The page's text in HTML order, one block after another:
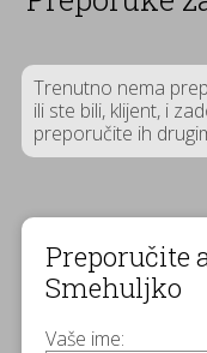
Trenutno nema
ili ste bili, klijent, i
preporučite ih
Preporučite
Smehuljko
Vaše ime: